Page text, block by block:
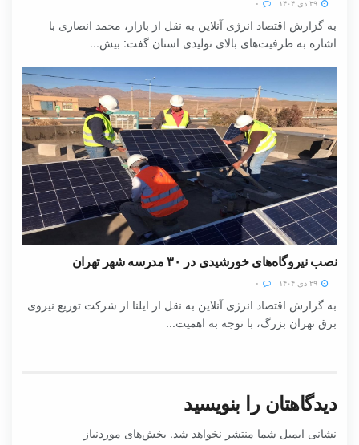
به گزارش اقتصاد انرژی آنلاین به نقل از بازار، محمد انصاری با
اشاره به ظرفیت‌های بالای تولیدی استان گفت: بیش...
نصب نیروگاه‌های خورشیدی در ۳۰ مدرسه شهر تهران
به گزارش اقتصاد انرژی آنلاین به نقل از ایلنا از شرکت توزیع نیروی
برق تهران بزرگ، با توجه به اهمیت...
دیدگاهتان را بنویسید
نشانی ایمیل شما منتشر نخواهد شد. بخش‌های موردنیاز